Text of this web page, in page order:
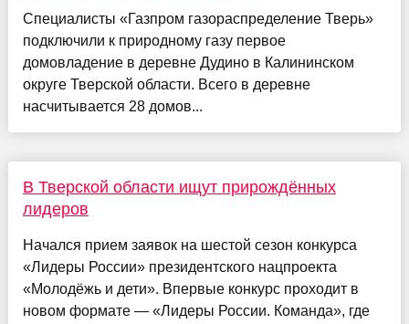
Специалисты «Газпром газораспределение Тверь»
подключили к природному газу первое
домовладение в деревне Дудино в Калининском
округе Тверской области. Всего в деревне
насчитывается 28 домов...
В Тверской области ищут прирождённых
лидеров
Начался прием заявок на шестой сезон конкурса
«Лидеры России» президентского нацпроекта
«Молодёжь и дети». Впервые конкурс проходит в
новом формате — «Лидеры России. Команда», где